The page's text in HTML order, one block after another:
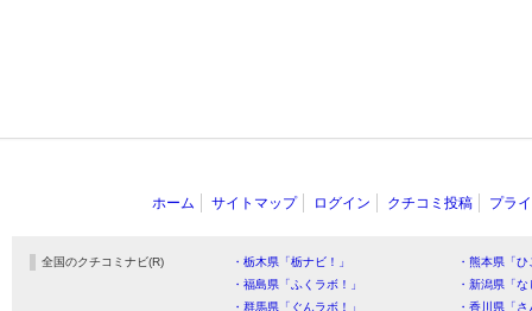
ホーム サイトマップ ログイン クチコミ投稿 プラ
全国のクチコミナビ(R) ・栃木県「栃ナビ！」
・熊本県「
・福島県「ふくラボ！」
・新潟県「
・群馬県「ぐんラボ！」
・香川県「